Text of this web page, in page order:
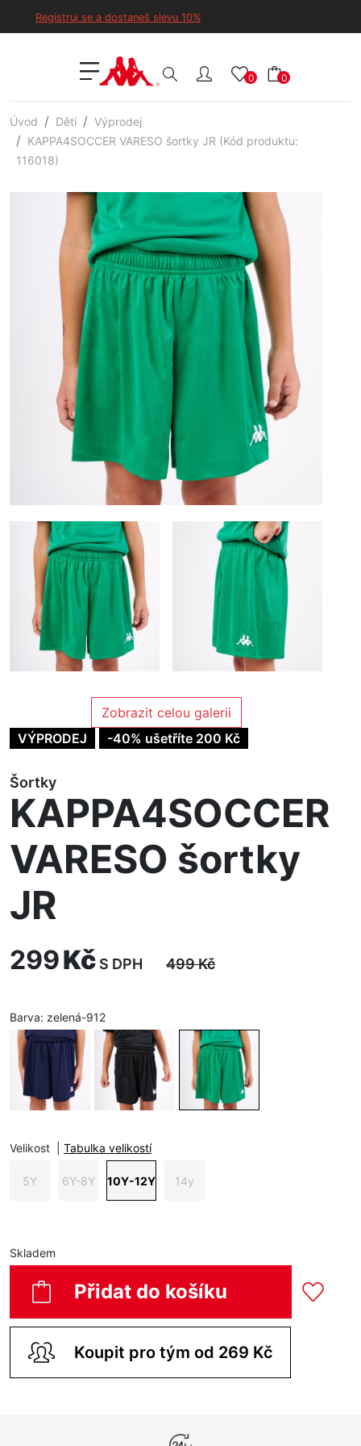
Registruj se a dostaneš slevu 10%
0 0
Úvod Děti
Výprodej
KAPPA4SOCCER VARESO šortky JR (Kód produktu:
116018)
Zobrazit celou galerii
VÝPRODEJ
-40% ušetříte 200 Kč
Šortky
KAPPA4SOCCER
VARESO šortky
JR
299Kč S DPH 499Kč
Barva: zelená-912
Velikost Tabulka velikostí
5Y 6Y-8Y 10Y-12Y 14y
Skladem
Přidat do košíku
Koupit pro tým od 269 Kč